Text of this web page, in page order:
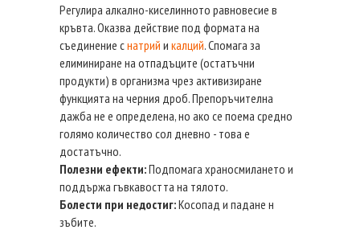
Регулира алкално-киселинното равновесие в
кръвта. Оказва действие под формата на
съединение снатрий и калций. Спомага за
елиминиране на отпадъците (остатъчни
продукти) в организма чрез активизиране
функцията на черния дроб. Препоръчителна
дажба не е определена, но ако се поема средно
голямо количество сол дневно - това е
достатъчно.
Полезни ефекти:Подпомага храносмилането и
поддържа гъвкавостта на тялото.
Болести при недостиг:Косопад и падане н
зъбите.